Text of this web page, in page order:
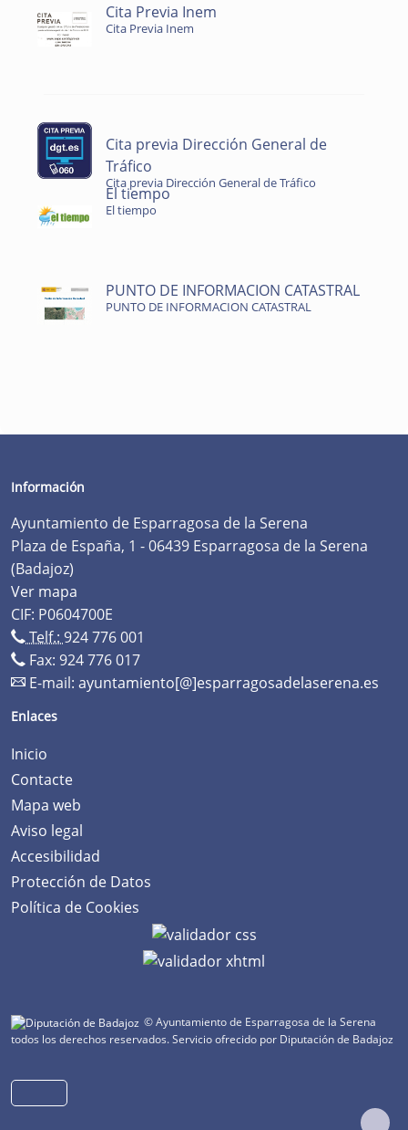
Cita Previa Inem
Cita Previa Inem
Cita previa Dirección General de
Tráfico
Cita previa Dirección General de Tráfico
El tiempo
El tiempo
PUNTO DE INFORMACION CATASTRAL
PUNTO DE INFORMACION CATASTRAL
Información
Ayuntamiento de Esparragosa de la Serena
Plaza de España, 1 - 06439 Esparragosa de la Serena
(Badajoz)
Ver mapa
CIF: P0604700E
Telf.: 924 776 001
Fax: 924 776 017
E-mail: ayuntamiento[@]esparragosadelaserena.es
Enlaces
Inicio
Contacte
Mapa web
Aviso legal
Accesibilidad
Protección de Datos
Política de Cookies
© Ayuntamiento de Esparragosa de la Serena
todos los derechos reservados.Servicio ofrecido por Diputación de Badajoz